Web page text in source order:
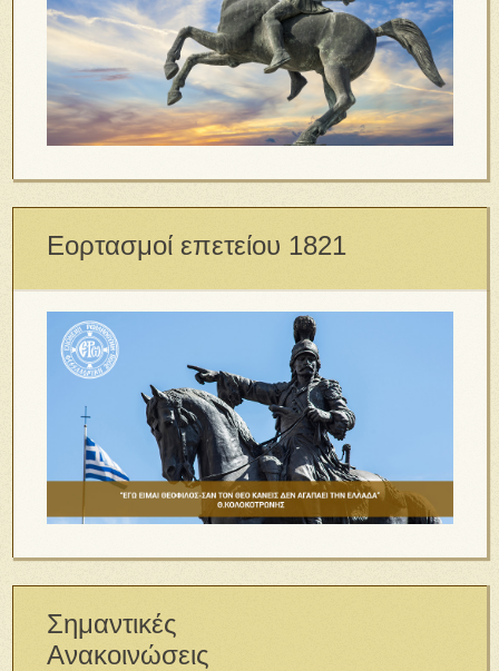
Εορτασμοί επετείου 1821
Σημαντικές
Ανακοινώσεις